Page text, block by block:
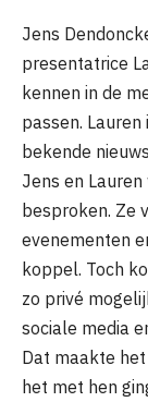
Jens
presentatrice
kennen in de
passen. Lauren
bekende
Jens en
besproken. Ze
evenementen
koppel. Toch
zo privé
sociale media
Dat maakte
het met hen